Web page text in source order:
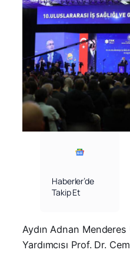
Haberler’de
Takip Et
Aydın Adnan
Yardımcısı Prof. Dr.